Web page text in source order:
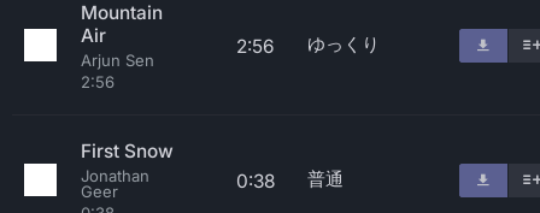
Mountain
Air
Arjun Sen
2:56
2:56 ゆっくり
First Snow
Jonathan
Geer
0:38 普通